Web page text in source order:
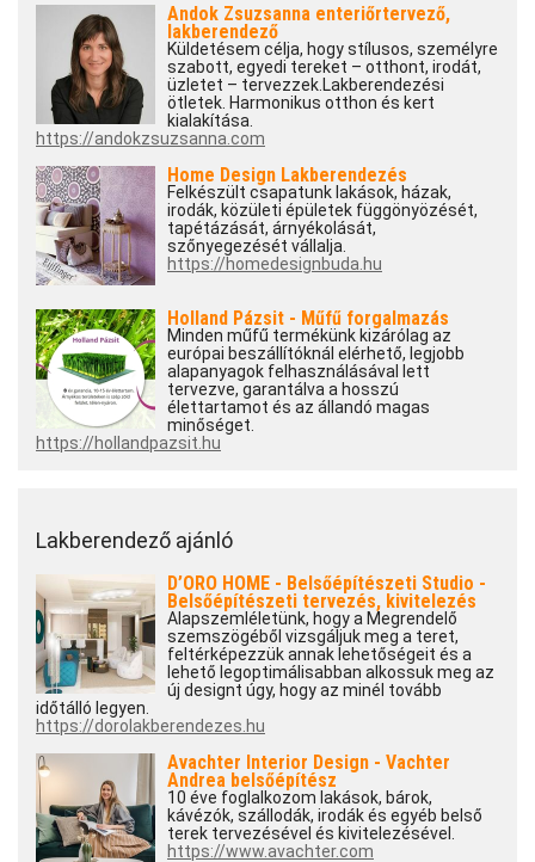
Andok Zsuzsanna enteriőrtervező,
lakberendező
Küldetésem célja, hogy stílusos, személyre
szabott, egyedi tereket – otthont, irodát,
üzletet – tervezzek.Lakberendezési
ötletek. Harmonikus otthon és kert
kialakítása.
https://andokzsuzsanna.com
Home Design Lakberendezés
Felkészült csapatunk lakások, házak,
irodák, közületi épületek függönyözését,
tapétázását, árnyékolását,
szőnyegezését vállalja.
https://homedesignbuda.hu
Holland Pázsit - Műfű forgalmazás
Minden műfű termékünk kizárólag az
európai beszállítóknál elérhető, legjobb
alapanyagok felhasználásával lett
tervezve, garantálva a hosszú
élettartamot és az állandó magas
minőséget.
https://hollandpazsit.hu
Lakberendező ajánló
D’ORO HOME - Belsőépítészeti Studio -
Belsőépítészeti tervezés, kivitelezés
Alapszemléletünk, hogy a Megrendelő
szemszögéből vizsgáljuk meg a teret,
feltérképezzük annak lehetőségeit és a
lehető legoptimálisabban alkossuk meg az
új designt úgy, hogy az minél tovább
időtálló legyen.
https://dorolakberendezes.hu
Avachter Interior Design - Vachter
Andrea belsőépítész
10 éve foglalkozom lakások, bárok,
kávézók, szállodák, irodák és egyéb belső
terek tervezésével és kivitelezésével.
https://www.avachter.com